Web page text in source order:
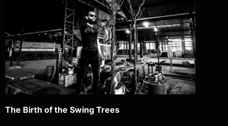
The Birth of the Swing Trees